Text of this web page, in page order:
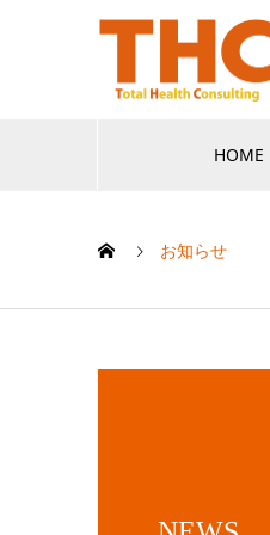
HOME
お知らせ